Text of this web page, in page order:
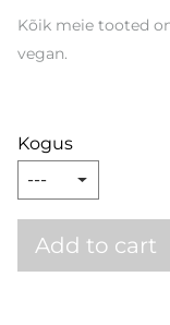
Kõik meie tooted
vegan.
Kogus
Add to cart